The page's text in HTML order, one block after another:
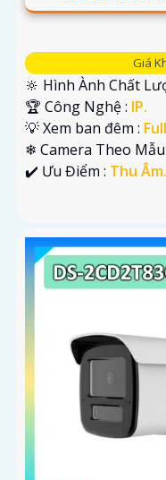
Giá
🔆 Hình Ành Chất
🏆 Công Nghệ : IP.
💡 Xem ban đêm :
❄ Camera Theo Mẫu
️✔️ Ưu Điểm : Thu Âm.